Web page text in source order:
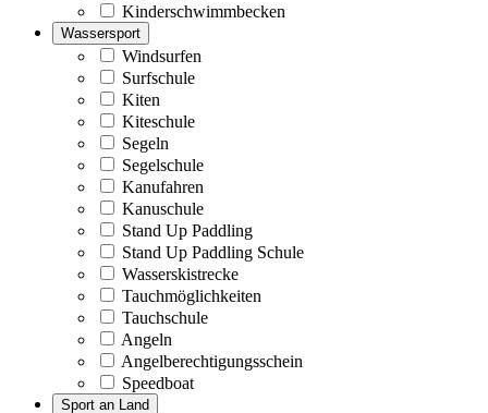
Kinderschwimmbecken
Wassersport
Windsurfen
Surfschule
Kiten
Kiteschule
Segeln
Segelschule
Kanufahren
Kanuschule
Stand Up Paddling
Stand Up Paddling Schule
Wasserskistrecke
Tauchmöglichkeiten
Tauchschule
Angeln
Angelberechtigungsschein
Speedboat
Sport an Land